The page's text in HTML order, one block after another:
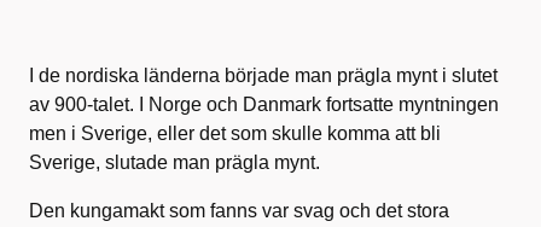
I de nordiska länderna började man prägla mynt i slutet
av 900-talet. I Norge och Danmark fortsatte myntningen
men i Sverige, eller det som skulle komma att bli
Sverige, slutade man prägla mynt.
Den kungamakt som fanns var svag och det stora